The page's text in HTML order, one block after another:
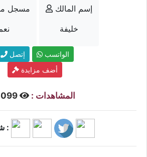
مسجل
إسم المالك
خليفة
إتصل
الواتسب
أضف مزايدة
المشاهدات : 4099
شارك :